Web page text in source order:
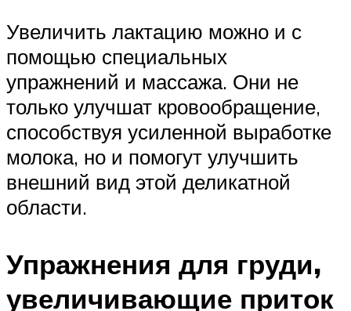
Увеличить лактацию можно и с
помощью специальных
упражнений и массажа. Они не
только улучшат кровообращение,
способствуя усиленной выработке
молока, но и помогут улучшить
внешний вид этой деликатной
области.
Упражнения для груди,
увеличивающие приток